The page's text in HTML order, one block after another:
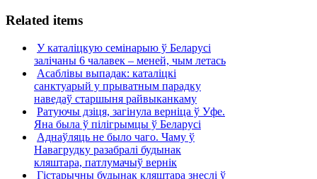
Related items
У каталіцкую семінарыю ў Беларусі
залічаны 6 чалавек – меней, чым летась
Асаблівы выпадак: каталіцкі
санктуарый у прыватным парадку
наведаў старшыня райвыканкаму
Ратуючы дзіця, загінула верніца ў Уфе.
Яна была ў пілігрымцы ў Беларусі
Аднаўляць не было чаго. Чаму ў
Навагрудку разабралі будынак
кляштара, патлумачыў вернік
Гістарычны будынак кляштара знеслі ў